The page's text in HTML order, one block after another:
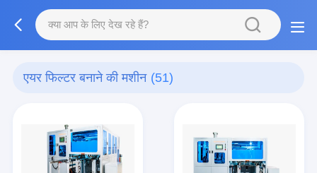
एयर फिल्टर बनाने की मशीन (51)